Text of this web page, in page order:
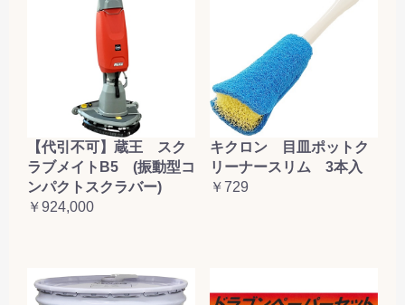
【代引不可】蔵王 スク
ラブメイトB5 (振動型コ
ンパクトスクラバー)
￥924,000
キクロン 目皿ポットク
リーナースリム 3本入
￥729